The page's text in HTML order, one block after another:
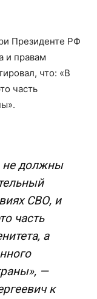
Президенте РФ
и правам
что: «В
часть
не должны
СВО, и
часть
а
—
к